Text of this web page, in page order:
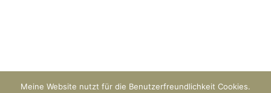
Meine Website nutzt für die Benutzerfreundlichkeit Cookies.